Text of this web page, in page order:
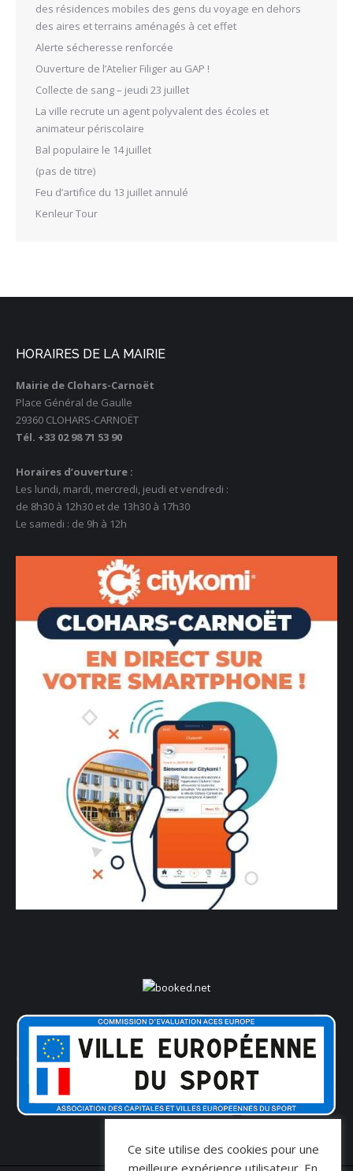
des résidences mobiles des gens du voyage en dehors
des aires et terrains aménagés à cet effet
Alerte sécheresse renforcée
Ouverture de l’Atelier Filiger au GAP !
Collecte de sang – jeudi 23 juillet
La ville recrute un agent polyvalent des écoles et
animateur périscolaire
Bal populaire le 14 juillet
(pas de titre)
Feu d’artifice du 13 juillet annulé
Kenleur Tour
HORAIRES DE LA MAIRIE
Mairie de Clohars-Carnoët
Place Général de Gaulle
29360 CLOHARS-CARNOËT
Tél. +33 02 98 71 53 90
Horaires d’ouverture :
Les lundi, mardi, mercredi, jeudi et vendredi :
de 8h30 à 12h30 et de 13h30 à 17h30
Le samedi : de 9h à 12h
Ce site utilise des cookies pour une